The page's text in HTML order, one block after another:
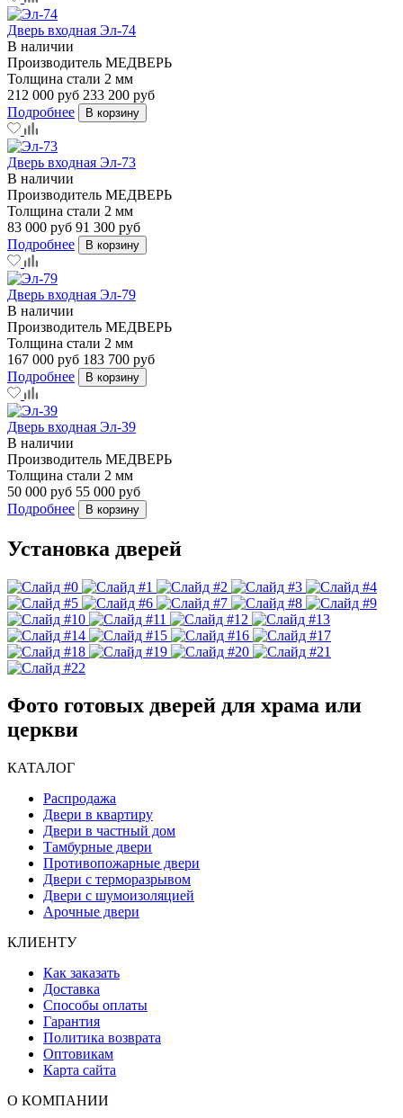
Дверь входная Эл-74
В наличии
Производитель МЕДВЕРЬ
Толщина стали 2 мм
212 000 руб 233 200 руб
Подробнее
В корзину
Дверь входная Эл-73
В наличии
Производитель МЕДВЕРЬ
Толщина стали 2 мм
83 000 руб 91 300 руб
Подробнее
В корзину
Дверь входная Эл-79
В наличии
Производитель МЕДВЕРЬ
Толщина стали 2 мм
167 000 руб 183 700 руб
Подробнее
В корзину
Дверь входная Эл-39
В наличии
Производитель МЕДВЕРЬ
Толщина стали 2 мм
50 000 руб 55 000 руб
Подробнее
В корзину
Установка дверей
Фото готовых дверей для храма или
церкви
КАТАЛОГ
Распродажа
Двери в квартиру
Двери в частный дом
Тамбурные двери
Противопожарные двери
Двери с терморазрывом
Двери с шумоизоляцией
Арочные двери
КЛИЕНТУ
Как заказать
Доставка
Способы оплаты
Гарантия
Политика возврата
Оптовикам
Карта сайта
О КОМПАНИИ